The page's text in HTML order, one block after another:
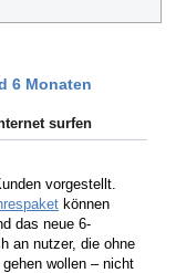
6 Monaten
surfen
vorgestellt.
können
das neue 6-
an nutzer, die ohne
wollen – nicht